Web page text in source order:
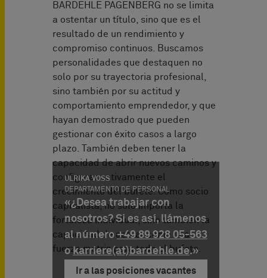
BARDEHLE PAGENBERG no se limita
a ostentar un título, sino que es el
resultado de un rendimiento y
compromiso continuos. Buscamos
personalidades que destaquen no
solo por su trayectoria profesional,
sino también por su actitud y
comportamiento emprendedor, y que
hayan demostrado que pueden
gestionar con éxito casos a largo
plazo. También deben tener la
capacidad de abrir nuevos caminos y
configurar activamente el
crecimiento del bufete. Como socio
capitalista, no solo importa la
fortaleza individual, sino también la
capacidad de actuar como una
fuerza motriz para todo el bufete.
ULRIKA VOSS
DEPARTAMENTO DE PERSONAL
«¿Desea trabajar con
nosotros? Si es así, llámenos
al número+49 89 928 05-563
okarriere(at)bardehle.de.»
Ir a las posiciones vacantes